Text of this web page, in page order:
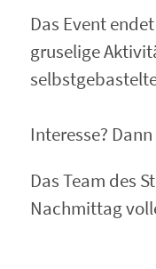
Das Event
gruselige
Interesse?
Das Team des
Nachmittag